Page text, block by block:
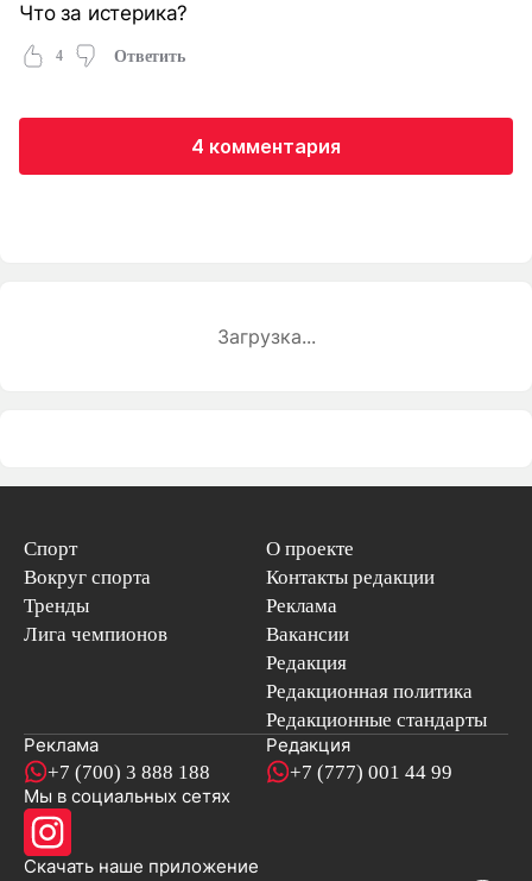
Что за истерика?
4 Ответить
4 комментария
Загрузка...
Спорт
Вокруг спорта
Тренды
Лига чемпионов
О проекте
Контакты редакции
Реклама
Вакансии
Редакция
Редакционная политика
Редакционные стандарты
Реклама
+7 (700) 3 888 188
Редакция
+7 (777) 001 44 99
Мы в социальных сетях
Скачать наше приложениеновостей